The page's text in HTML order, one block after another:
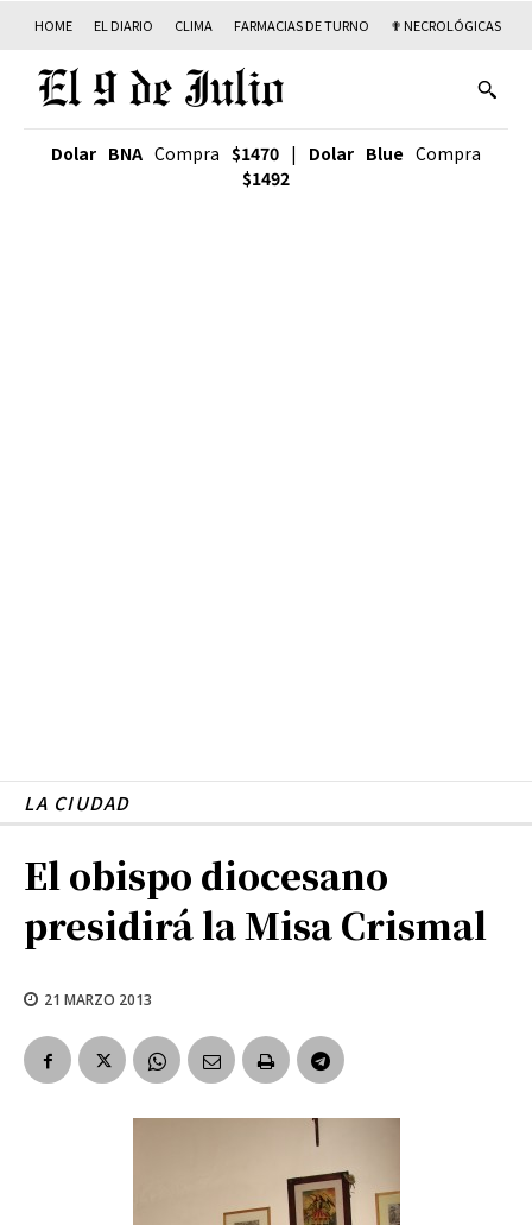
HOME EL DIARIO CLIMA FARMACIAS DE TURNO ✟ NECROLÓGICAS
Dolar BNA Compra $1470 | Dolar Blue Compra
$1492
LA CIUDAD
El obispo diocesano
presidirá la Misa Crismal
21 MARZO 2013